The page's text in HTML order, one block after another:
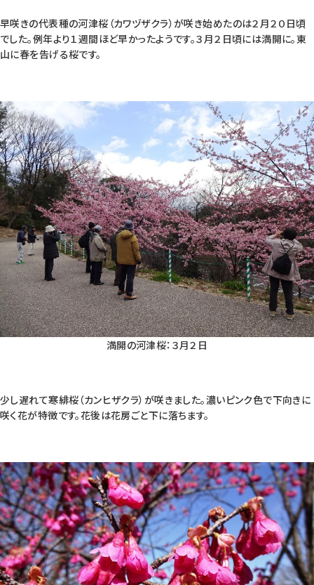
早咲きの代表種の河津桜（カワヅザクラ）が咲き始めたのは２月２０日頃
でした。例年より１週間ほど早かったようです。３月２日頃には満開に。東
山に春を告げる桜です。
満開の河津桜：３月２日
少し遅れて寒緋桜（カンヒザクラ）が咲きました。濃いピンク色で下向きに
咲く花が特徴です。花後は花房ごと下に落ちます。